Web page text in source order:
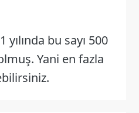
yılında bu sayı 500
Yani en fazla